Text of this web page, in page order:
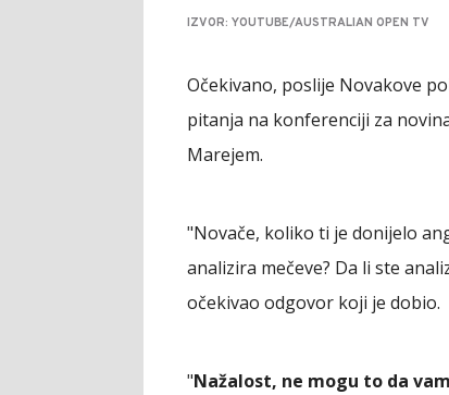
IZVOR: YOUTUBE/AUSTRALIAN OPEN TV
Očekivano, poslije Novakove
pitanja na konferenciji za
Marejem.
"Novače, koliko ti je donijelo
analizira mečeve? Da li ste
očekivao odgovor koji je dobio.
"Nažalost, ne mogu to da